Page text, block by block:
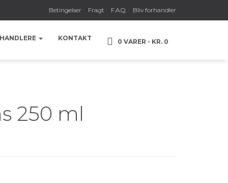
Betingelser Fragt F.A.Q. Bliv forhandler
KONTAKT 0 VARER KR. 0
250 ml